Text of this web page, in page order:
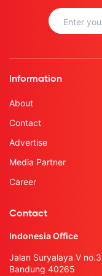
Information
About
Contact
Advertise
Media Partner
Career
Contact
Indonesia Office
Jalan Suryalaya V
Bandung 40265